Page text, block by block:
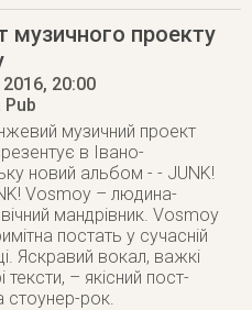
музичного проекту
2016, 20:00
Pub
музичний проект
в Івано-
новий альбом - - JUNK!
Vosmoy – людина-
мандрівник. Vosmoy
постать у сучасній
Яскравий вокал, важкі
тексти, – якісний пост-
стоунер-рок.